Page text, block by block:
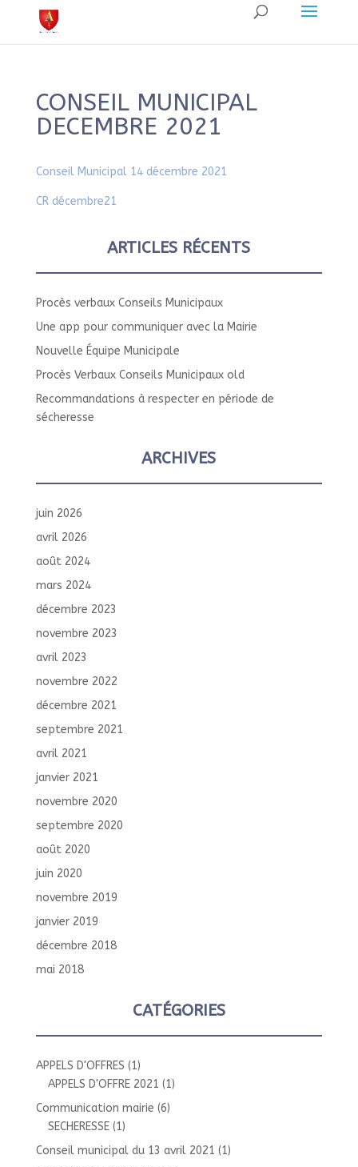
CONSEIL MUNICIPAL
DECEMBRE 2021
Conseil Municipal 14 décembre 2021
CR décembre21
ARTICLES RÉCENTS
Procès verbaux Conseils Municipaux
Une app pour communiquer avec la Mairie
Nouvelle Équipe Municipale
Procès Verbaux Conseils Municipaux old
Recommandations à respecter en période de
sécheresse
ARCHIVES
juin 2026
avril 2026
août 2024
mars 2024
décembre 2023
novembre 2023
avril 2023
novembre 2022
décembre 2021
septembre 2021
avril 2021
janvier 2021
novembre 2020
septembre 2020
août 2020
juin 2020
novembre 2019
janvier 2019
décembre 2018
mai 2018
CATÉGORIES
APPELS D'OFFRES (1)
APPELS D'OFFRE 2021 (1)
Communication mairie (6)
SECHERESSE(1)
Conseil municipal du 13 avril 2021 (1)